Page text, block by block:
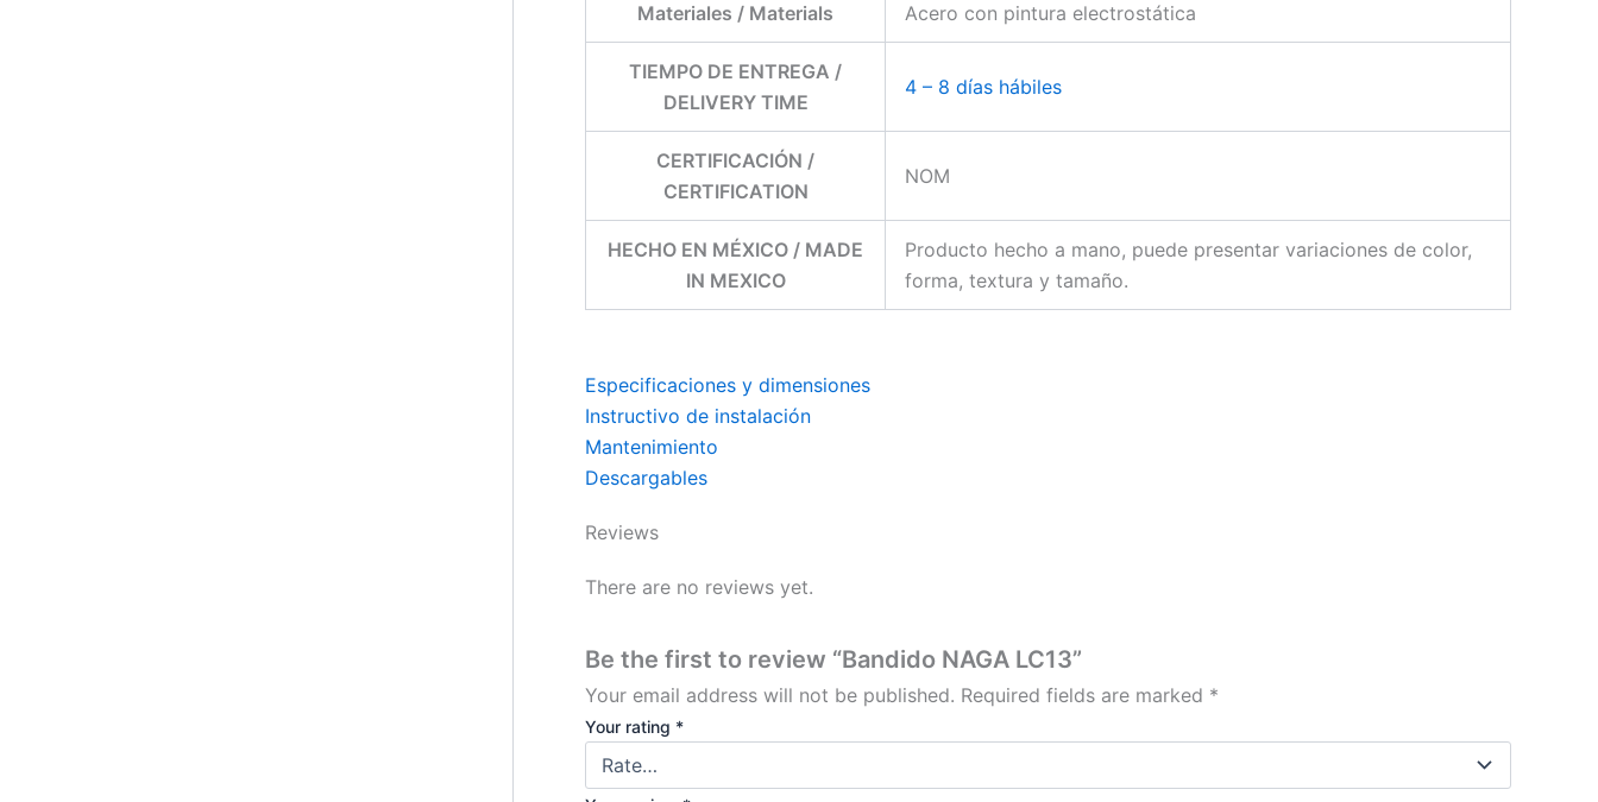
Materiales / Materials Acero con pintura electrostática
TIEMPO DE ENTREGA /
DELIVERY TIME
4 – 8 días hábiles
CERTIFICACIÓN /
CERTIFICATION
NOM
HECHO EN MÉXICO / MADE
IN MEXICO
Producto hecho a mano, puede presentar variaciones de color,
forma, textura y tamaño.
Especificaciones y dimensiones
Instructivo de instalación
Mantenimiento
Descargables
Reviews
There are no reviews yet.
Be the first to review “Bandido NAGA LC13”
Your email address will not be published. Required fields are marked *
Your rating *